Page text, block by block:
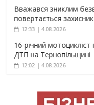
Вважався зниклим
повертається
12:33 | 4.08.2026
16-річний мотоцикліст
ДТП на Тернопільщині
12:02 | 4.08.2026